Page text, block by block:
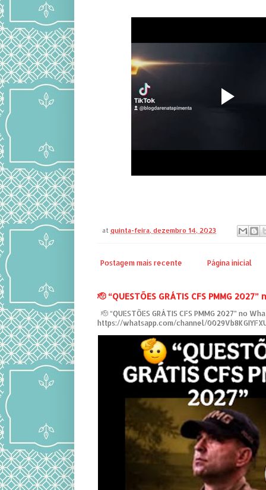
atquinta-feira, dezembro 14, 2023
Postagem mais recente Página inicial
‎🫡 “QUESTÕES GRÁTIS CFS PMMG
🫡 “QUESTÕES GRÁTIS CFS PMMG 2027” no
https://whatsapp.com/channel/